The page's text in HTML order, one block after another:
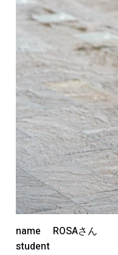
name ROSAさん
student